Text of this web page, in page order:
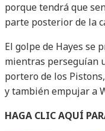
porque tendrá que
parte posterior de la
El golpe de Hayes se
mientras perseguían
portero de los
y también empujar a
HAGA CLIC AQUÍ